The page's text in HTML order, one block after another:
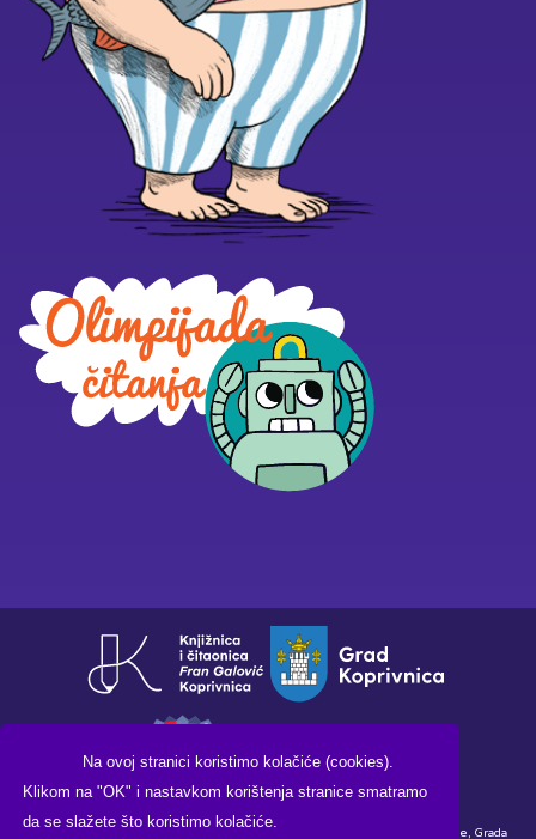
Na ovoj stranici koristimo kolačiće (cookies).
Klikom na "OK" i nastavkom korištenja stranice smatramo
da se slažete što koristimo kolačiće.
Financirano sredstvima Ministarstva kulture i medija Republike Hrvatske, Grada